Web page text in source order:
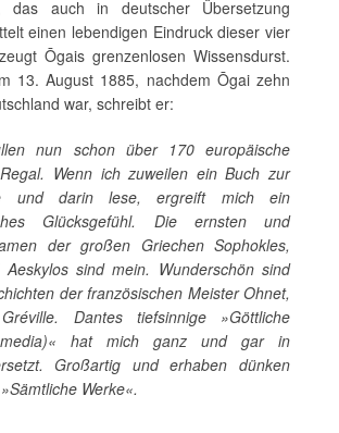
das auch in deutscher Übersetzung
einen lebendigen Eindruck dieser vier
Ōgais grenzenlosen Wissensdurst.
13. August 1885, nachdem Ōgai zehn
war, schreibt er:
nun schon über 170 europäische
Wenn ich zuweilen ein Buch zur
und darin lese, ergreift mich ein
Glücksgefühl. Die ernsten und
der großen Griechen Sophokles,
sind mein. Wunderschön sind
der französischen Meister Ohnet,
Dantes tiefsinnige »Göttliche
hat mich ganz und gar in
Großartig und erhaben dünken
Werke«.